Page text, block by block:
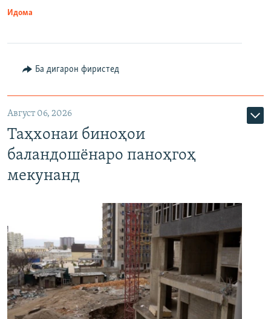
Идома
Ба дигарон фиристед
Август 06, 2026
Таҳхонаи биноҳои
баландошёнаро паноҳгоҳ
мекунанд